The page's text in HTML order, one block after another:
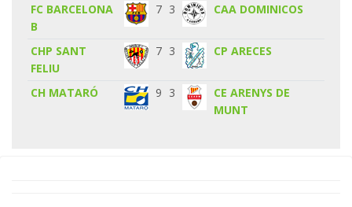
FC BARCELONA
B
7 3 CAA DOMINICOS
CHP SANT
FELIU
7 3 CP ARECES
CH MATARÓ 9 3
CE ARENYS DE
MUNT